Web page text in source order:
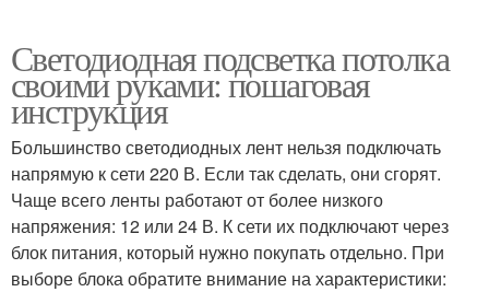
Светодиодная подсветка потолка
своими руками: пошаговая
инструкция
Большинство светодиодных лент нельзя подключать
напрямую к сети 220 В. Если так сделать, они сгорят.
Чаще всего ленты работают от более низкого
напряжения: 12 или 24 В. К сети их подключают через
блок питания, который нужно покупать отдельно. При
выборе блока обратите внимание на характеристики: